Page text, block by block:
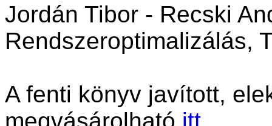
Jordán Tibor - Recski
Rendszeroptimalizálás,
A fenti könyv javított,
megvásárolható itt.